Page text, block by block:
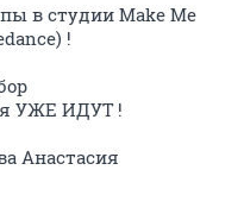
в студии Make Me
!
УЖЕ ИДУТ !
Анастасия